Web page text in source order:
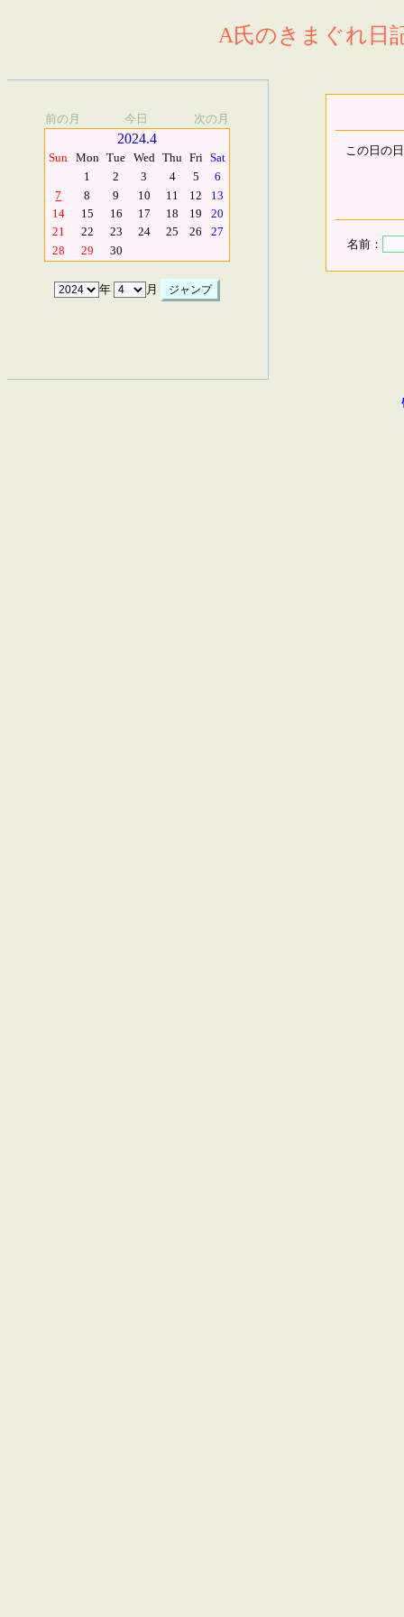
A氏のきまぐれ日
前の月 今日 次の月
2024.4
Sun Mon Tue Wed Thu Fri Sat
1
2 3 4 5
6
7
8 9 10 11 12
13
14
15 16 17 18 19
20
21
22 23 24 25 26
27
28
29 30
年 月
この日の
名前：